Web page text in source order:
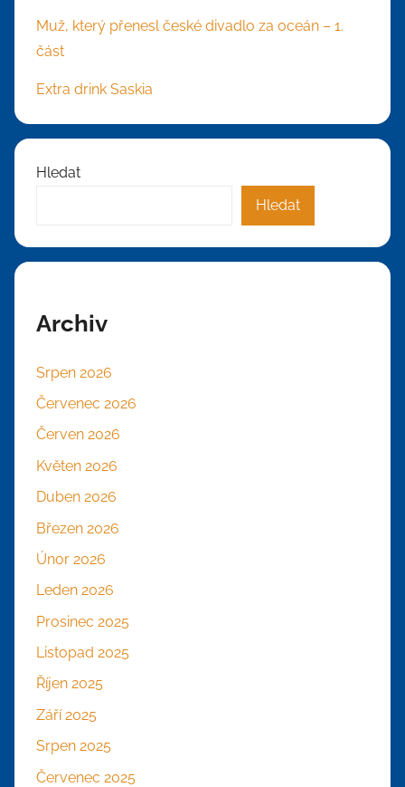
Muž, který přenesl české divadlo za oceán – 1.
část
Extra drink Saskia
Hledat
Hledat
Archiv
Srpen 2026
Červenec 2026
Červen 2026
Květen 2026
Duben 2026
Březen 2026
Únor 2026
Leden 2026
Prosinec 2025
Listopad 2025
Říjen 2025
Září 2025
Srpen 2025
Červenec 2025